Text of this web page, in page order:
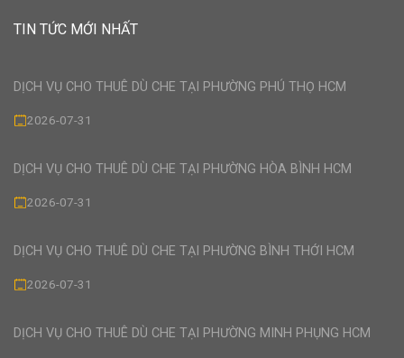
TIN TỨC MỚI NHẤT
DỊCH VỤ CHO THUÊ DÙ CHE TẠI PHƯỜNG PHÚ THỌ HCM
2026-07-31
DỊCH VỤ CHO THUÊ DÙ CHE TẠI PHƯỜNG HÒA BÌNH HCM
2026-07-31
DỊCH VỤ CHO THUÊ DÙ CHE TẠI PHƯỜNG BÌNH THỚI HCM
2026-07-31
DỊCH VỤ CHO THUÊ DÙ CHE TẠI PHƯỜNG MINH PHỤNG HCM